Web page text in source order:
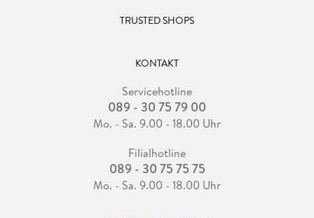
TRUSTED SHOPS
KONTAKT
Servicehotline
089 - 30 75 79 00
Mo. - Sa. 9.00 - 18.00 Uhr
Filialhotline
089 - 30 75 75 75
Mo. - Sa. 9.00 - 18.00 Uhr